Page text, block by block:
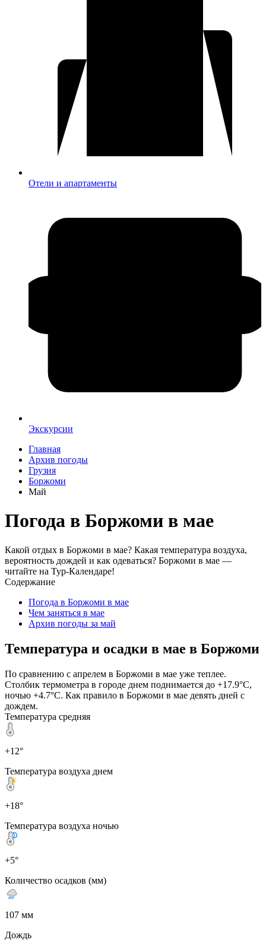
Отели и апартаменты
Экскурсии
Главная
Архив погоды
Грузия
Боржоми
Май
Погода в Боржоми в мае
Какой отдых в Боржоми в мае? Какая температура воздуха,
вероятность дождей и как одеваться? Боржоми в мае —
читайте на Тур-Календаре!
Содержание
Погода в Боржоми в мае
Чем заняться в мае
Архив погоды за май
Температура и осадки в мае в Боржоми
По сравнению с апрелем в Боржоми в мае уже теплее.
Столбик термометра в городе днем поднимается до +17.9°C,
ночью +4.7°C. Как правило в Боржоми в мае девять дней с
дождем.
Температура средняя
+12°
Температура воздуха днем
+18°
Температура воздуха ночью
+5°
Количество осадков (мм)
107 мм
Дождь